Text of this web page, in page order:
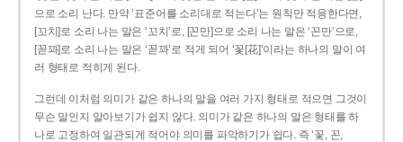
으로 소리 난다. 만약 ‘표준어를 소리대로 적는다’는 원칙만 적용한다면,
[꼬치]로 소리 나는 말은 ‘꼬치’로, [꼰만]으로 소리 나는 말은 ‘꼰만’으로,
[꼳꽈]로 소리 나는 말은 ‘꼳꽈’로 적게 되어 ‘꽃[花]’이라는 하나의 말이 여
러 형태로 적히게 된다.
그런데 이처럼 의미가 같은 하나의 말을 여러 가지 형태로 적으면 그것이
무슨 말인지 알아보기가 쉽지 않다. 의미가 같은 하나의 말은 형태를 하
나로 고정하여 일관되게 적어야 의미를 파악하기가 쉽다. 즉 ‘꽃, 꼰,